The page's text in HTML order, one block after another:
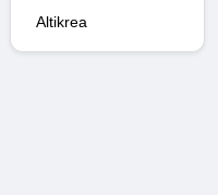
Altikrea